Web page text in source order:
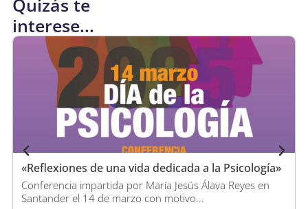
interese...
«Reflexiones de una vida dedicada a la Psicología»
Conferencia impartida por María Jesús Álava Reyes en
Santander el 14 de marzo con motivo...